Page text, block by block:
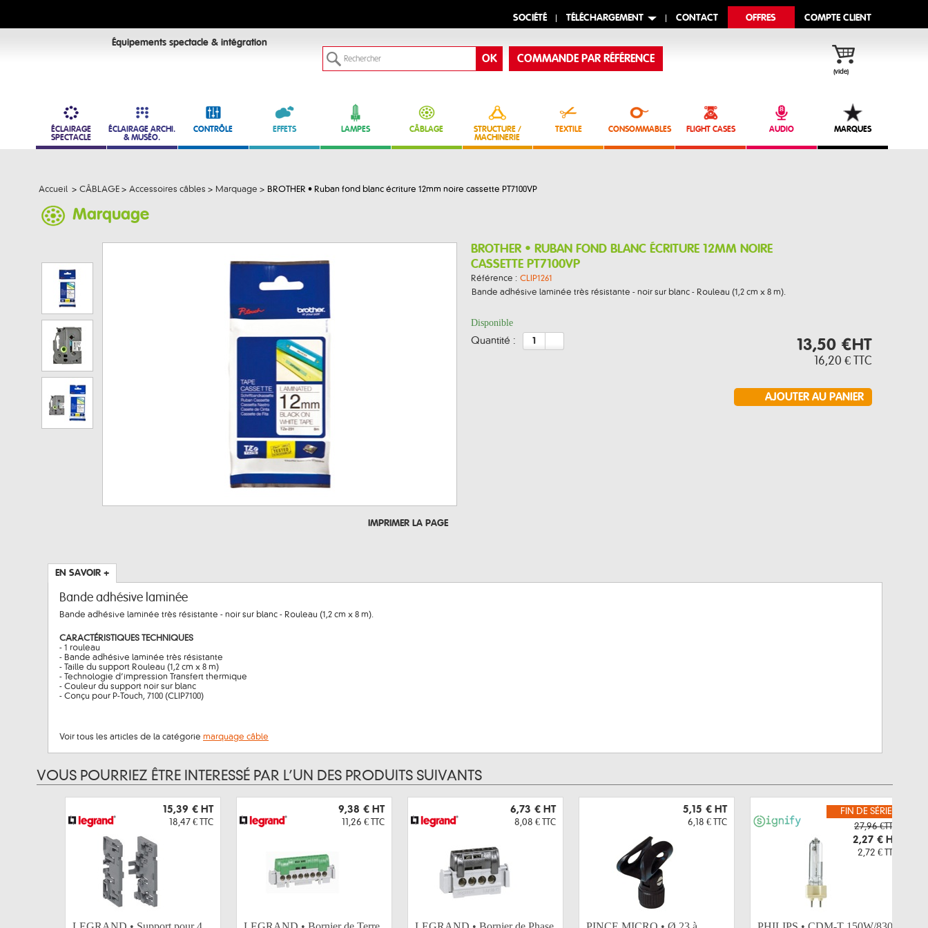
SOCIÉTÉ TÉLÉCHARGEMENT CONTACT OFFRES COMPTE CLIENT
Équipements spectacle & intégration
(vide)
COMMANDE PAR RÉFÉRENCE
ÉCLAIRAGE
SPECTACLE
ÉCLAIRAGE ARCHI.
& MUSÉO.
CONTRÔLE EFFETS LAMPES CÂBLAGE
STRUCTURE /
MACHINERIE
TEXTILE CONSOMMABLES FLIGHT CASES AUDIO MARQUES
Accueil > CÂBLAGE > Accessoires câbles > Marquage > BROTHER • Ruban fond blanc écriture 12mm noire cassette PT7100VP
Marquage
IMPRIMER LA PAGE
BROTHER • RUBAN FOND BLANC ÉCRITURE 12MM NOIRE
CASSETTE PT7100VP
Référence : CLIP1261
Bande adhésive laminée très résistante - noir sur blanc - Rouleau (1,2 cm x 8 m).
Disponible
quantité : 13,50 €HT
16,20 € TTC
EN SAVOIR +
Bande adhésive laminée
Bande adhésive laminée très résistante - noir sur blanc - Rouleau (1,2 cm x 8 m).
CARACTÉRISTIQUES TECHNIQUES
- 1 rouleau
- Bande adhésive laminée très résistante
- Taille du support Rouleau (1,2 cm x 8 m)
- Technologie d’impression Transfert thermique
- Couleur du support noir sur blanc
- Conçu pour P-Touch, 7100 (CLIP7100)
Voir tous les articles de la catégorie marquage câble
VOUS POURRIEZ ÊTRE INTERESSÉ PAR L’UN DES PRODUITS SUIVANTS
15,39 € HT
18,47 € TTC
9,38 € HT
11,26 € TTC
6,73 € HT
8,08 € TTC
5,15 € HT
6,18 € TTC
FIN DE SÉRIE
27,96 €TTC
2,27 € HT
2,72 € TTC